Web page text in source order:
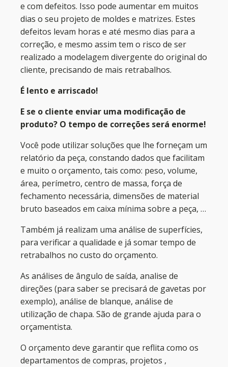
e com defeitos. Isso pode aumentar em muitos
dias o seu projeto de moldes e matrizes. Estes
defeitos levam horas e até mesmo dias para a
correção, e mesmo assim tem o risco de ser
realizado a modelagem divergente do original do
cliente, precisando de mais retrabalhos.
É lento e arriscado!
E se o cliente enviar uma modificação de
produto? O tempo de correções será enorme!
Você pode utilizar soluções que lhe forneçam um
relatório da peça, constando dados que facilitam
e muito o orçamento, tais como: peso, volume,
área, perímetro, centro de massa, força de
fechamento necessária, dimensões de material
bruto baseados em caixa mínima sobre a peça, …
Também já realizam uma análise de superfícies,
para verificar a qualidade e já somar tempo de
retrabalhos no custo do orçamento.
As análises de ângulo de saída, analise de
direções (para saber se precisará de gavetas por
exemplo), análise de blanque, análise de
utilização de chapa. São de grande ajuda para o
orçamentista.
O orçamento deve garantir que reflita como os
departamentos de compras, projetos ,